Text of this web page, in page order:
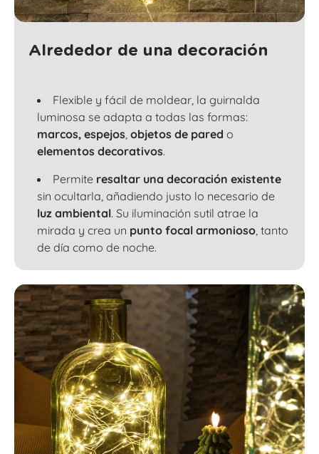
Alrededor de una decoración
Flexible y fácil de moldear, la guirnalda
luminosa se adapta a todas las formas:
marcos, espejos objetos de pared o
elementos decorativos.
Permite resaltar una decoración existente
sin ocultarla, añadiendo justo lo necesario de
luz ambiental. Su iluminación sutil atrae la
mirada y crea un punto focal armonioso , tanto
de día como de noche.